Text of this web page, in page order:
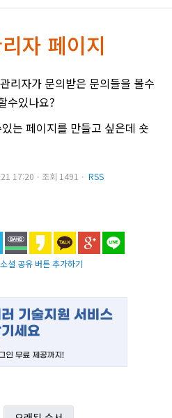
자 페이지
리자가 문의받은 문의들을 볼수
수있나요?
는 페이지를 만들고 싶은데 숏
17:20ㆍ조회 1491ㆍ RSS
셜 공유 버튼 추가하기